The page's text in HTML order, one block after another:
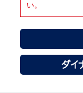
い。
ダイ